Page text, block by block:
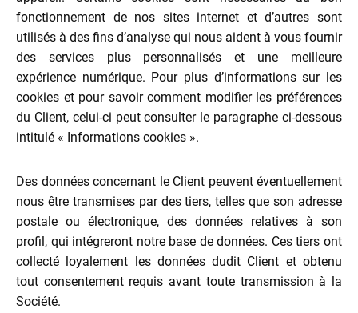
fonctionnement de nos sites internet et d’autres sont
utilisés à des fins d’analyse qui nous aident à vous fournir
des services plus personnalisés et une meilleure
expérience numérique. Pour plus d’informations sur les
cookies et pour savoir comment modifier les préférences
du Client, celui-ci peut consulter le paragraphe ci-dessous
intitulé « Informations cookies ».
Des données concernant le Client peuvent éventuellement
nous être transmises par des tiers, telles que son adresse
postale ou électronique, des données relatives à son
profil, qui intégreront notre base de données. Ces tiers ont
collecté loyalement les données dudit Client et obtenu
tout consentement requis avant toute transmission à la
Société.